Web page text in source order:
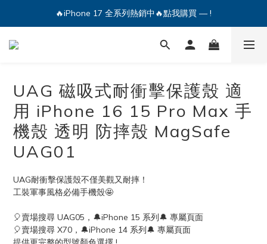
🔥iPhone 17 全系列熱銷中🔥點我購買 — !
💕加入Q哥 Line 新好友領優惠券！🎫
🔥iPhone 17 全系列熱銷中🔥點我購買 — !
UAG 磁吸式耐衝擊保護殼 適
用 iPhone 16 15 Pro Max 手
機殼 透明 防摔殼 MagSafe
UAG01
UAG耐衝擊保護殼不僅美觀又耐摔！
工裝軍事風格必備手機殼🤩
🎈賣場搜尋 UAG05，🔔iPhone 15 系列🔔 專屬頁面
🎈賣場搜尋 X70，🔔iPhone 14 系列🔔 專屬頁面